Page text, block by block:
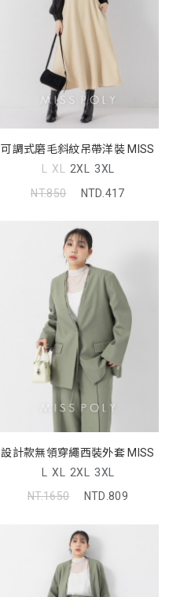
可調式磨毛斜紋吊帶洋裝 MISS
L XL 2XL 3XL
NT.850
NTD.417
設計款無領穿繩西裝外套 MISS
L XL 2XL 3XL
NT.1650
NTD.809